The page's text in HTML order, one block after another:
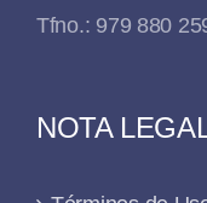
Tfno.: 979 880
NOTA